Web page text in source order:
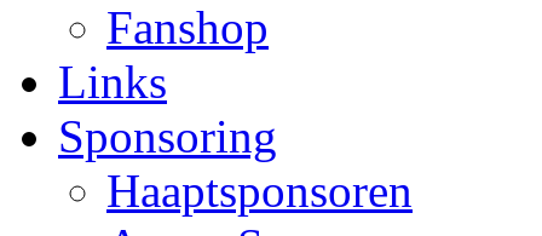
Fanshop
Links
Sponsoring
Haaptsponsoren